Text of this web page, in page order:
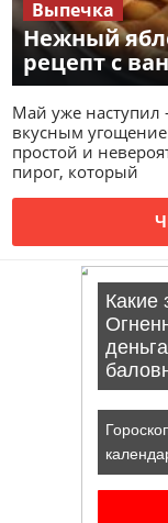
Нежный
рецепт с
Выпечка
Май уже наступил
вкусным
простой и
пирог, который